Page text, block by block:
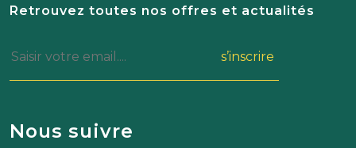
Retrouvez toutes nos offres et actualités
s’inscrire
Nous suivre